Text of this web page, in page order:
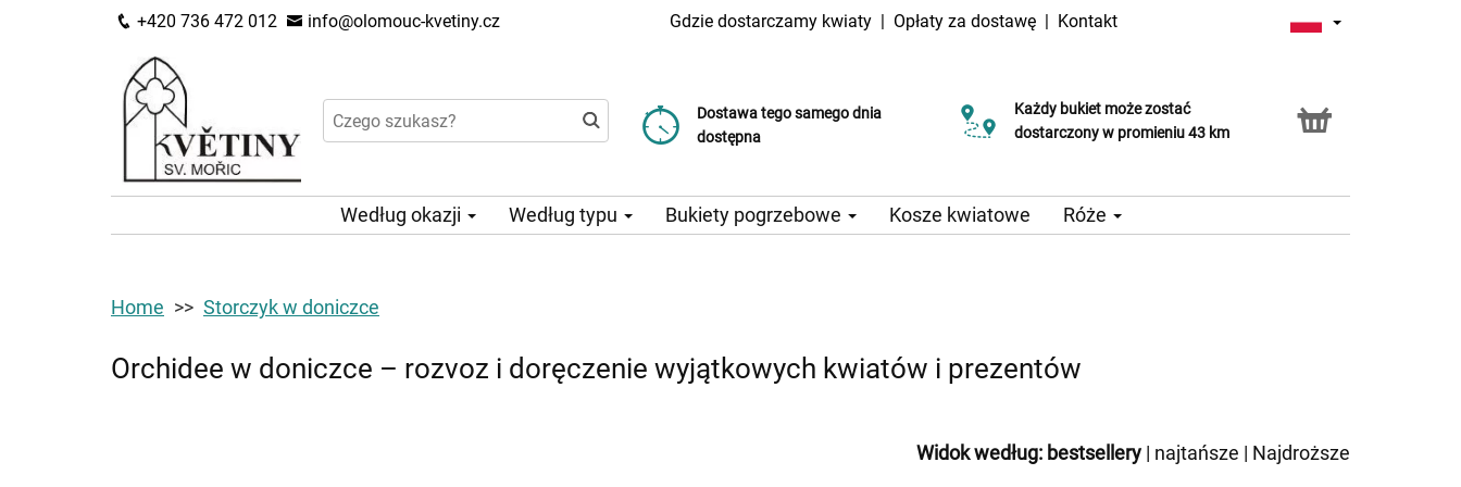
+420 736 472 012 info@olomouc-kvetiny.cz Gdzie dostarczamy kwiaty | Opłaty za dostawę | Kontakt
Dostawa tego samego dnia
dostępna
Koszt dostawy już od 99 CZK
Wybierz datę dostawy
Każdy bukiet może zostać
dostarczony w promieniu 43 km
Według okazji Według typu Bukiety pogrzebowe Kosze kwiatowe Róże
Home Storczyk w doniczce
Orchidee w doniczce – rozvoz i doręczenie wyjątkowych kwiatów i prezentów
Widok według: bestsellery | najtańsze | Najdroższe